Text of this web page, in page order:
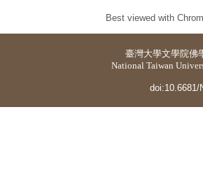
Best viewed with
臺灣大學文學院佛
National Taiwan
doi:10.6681/